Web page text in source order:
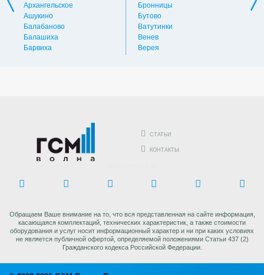
Архангельское
Ашукино
Балабаново
Балашиха
Барвиха
Бронницы
Бутово
Ватутинки
Венев
Верея
СТАТЬИ
КОНТАКТЫ
Обращаем Ваше внимание на то, что вся представленная на сайте информация,
касающаяся комплектаций, технических характеристик, а также стоимости
оборудования и услуг носит информационный характер и ни при каких условиях
не является публичной офертой, определяемой положениями Статьи 437 (2)
Гражданского кодекса Российской Федерации.